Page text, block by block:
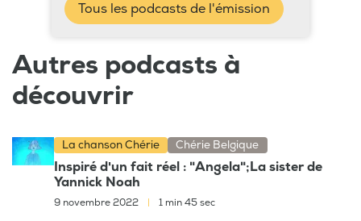
Tous les podcasts de l'émission
Autres podcasts à
découvrir
La chanson Chérie Chérie Belgique
Inspiré d'un fait réel : "Angela";La sister de
Yannick Noah
9 novembre 2022 1 min 45 sec